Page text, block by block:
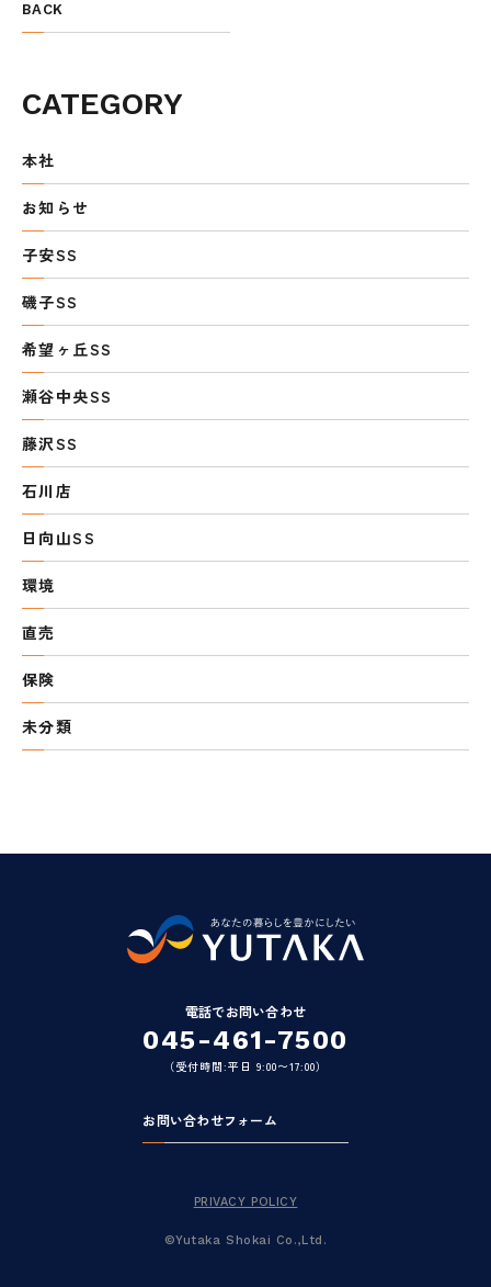
BACK
CATEGORY
本社
お知らせ
子安SS
磯子SS
希望ヶ丘SS
瀬谷中央SS
藤沢SS
石川店
日向山SS
環境
直売
保険
未分類
電話でお問い合わせ
045-461-7500
（受付時間:平日 9:00〜17:00）
お問い合わせフォーム
PRIVACY POLICY
©Yutaka Shokai Co.,Ltd.